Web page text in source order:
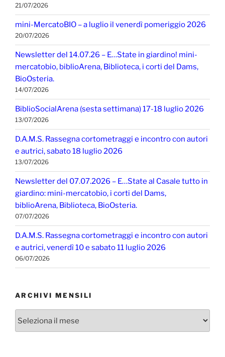
21/07/2026
mini-MercatoBIO – a luglio il venerdì pomeriggio 2026
20/07/2026
Newsletter del 14.07.26 – E…State in giardino! mini-
mercatobio, biblioArena, Biblioteca, i corti del Dams,
BioOsteria.
14/07/2026
BiblioSocialArena (sesta settimana) 17-18 luglio 2026
13/07/2026
D.A.M.S. Rassegna cortometraggi e incontro con autori
e autrici, sabato 18 luglio 2026
13/07/2026
Newsletter del 07.07.2026 – E…State al Casale tutto in
giardino: mini-mercatobio, i corti del Dams,
biblioArena, Biblioteca, BioOsteria.
07/07/2026
D.A.M.S. Rassegna cortometraggi e incontro con autori
e autrici, venerdì 10 e sabato 11 luglio 2026
06/07/2026
ARCHIVI MENSILI